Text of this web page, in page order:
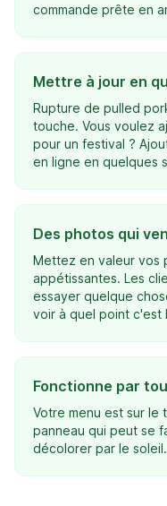
commande prête en
Mettre à jour en
Rupture de pulled
touche. Vous voulez
pour un festival ?
en ligne en quelques
Des photos qui
Mettez en valeur vos
appétissantes. Les
essayer quelque
voir à quel point c'est
Fonctionne par
Votre menu est sur le
panneau qui peut se
décolorer par le soleil.